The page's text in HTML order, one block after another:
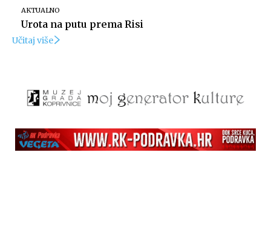
AKTUALNO
Urota na putu prema Risi
Učitaj više